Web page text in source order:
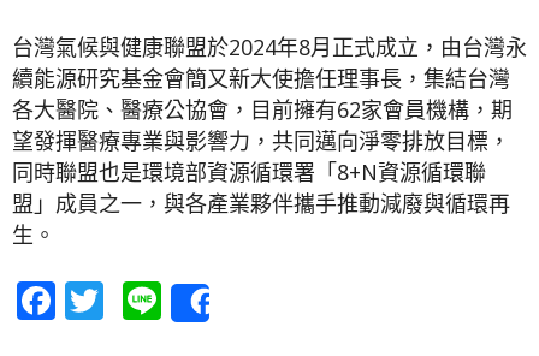
台灣氣候與健康聯盟於2024年8月正式成立，由台灣永
續能源研究基金會簡又新大使擔任理事長，集結台灣
各大醫院、醫療公協會，目前擁有62家會員機構，期
望發揮醫療專業與影響力，共同邁向淨零排放目標，
同時聯盟也是環境部資源循環署「8+N資源循環聯
盟」成員之一，與各產業夥伴攜手推動減廢與循環再
生。
Facebook
Twitter
Line